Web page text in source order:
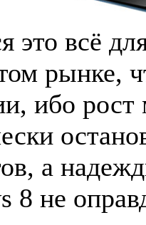
это всё
рынке,
ибо рост
а
8 не